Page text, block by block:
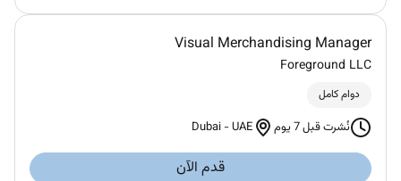
Visual Merchandising Manager
Foreground LLC
دوام كامل
نُشرت قبل 7 يوم Dubai -UAE
قدم الآن